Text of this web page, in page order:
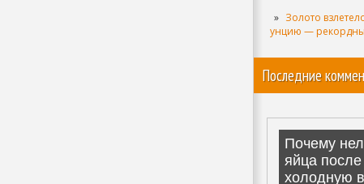
Золото
унцию —
Последние